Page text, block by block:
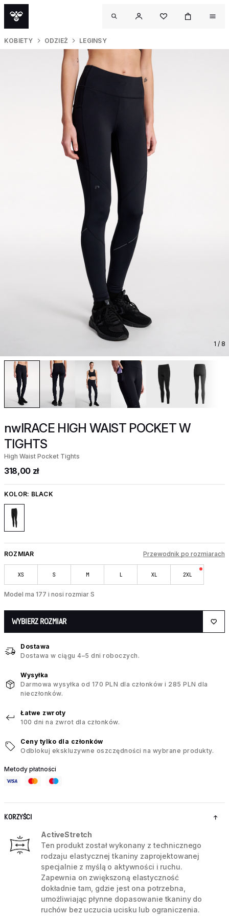
KOBIETY ODZIEŻ LEGINSY
1 / 8
nwlRACE HIGH WAIST POCKET W
TIGHTS
High Waist Pocket Tights
318,00 zł
KOLOR: BLACK
ROZMIAR Przewodnik po rozmiarach
XS S M L XL 2XL
Model ma 177 i nosi rozmiar S
WYBIERZ ROZMIAR
Dostawa
Dostawa w ciągu 4–5 dni roboczych.
Wysyłka
Darmowa wysyłka od 170 PLN dla członków i 285 PLN dla
nieczłonków.
Łatwe zwroty
100 dni na zwrot dla członków.
Ceny tylko dla członków
Odblokuj ekskluzywne oszczędności na wybrane produkty.
Metody płatności
KORZYŚCI
ActiveStretch
Ten produkt został wykonany z technicznego
rodzaju elastycznej tkaniny zaprojektowanej
specjalnie z myślą o aktywności i ruchu.
Zapewnia on zwiększoną elastyczność
dokładnie tam, gdzie jest ona potrzebna,
umożliwiając płynne dopasowanie tkaniny do
ruchów bez uczucia ucisku lub ograniczenia.